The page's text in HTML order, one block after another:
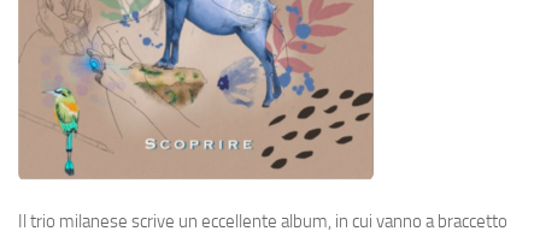
Il trio milanese scrive un eccellente album, in cui vanno a braccetto